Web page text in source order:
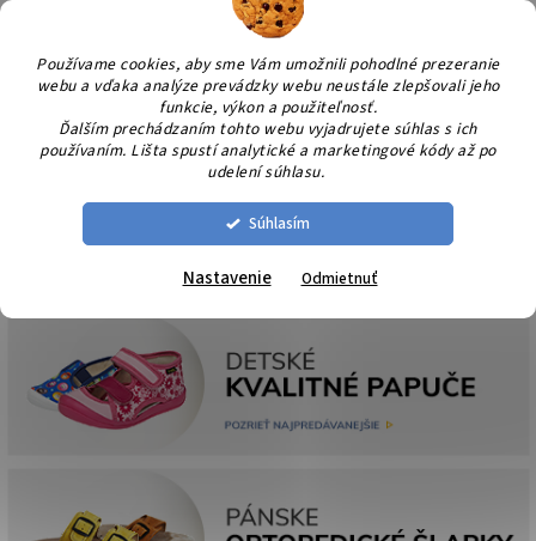
Používame cookies, aby sme Vám umožnili pohodlné prezeranie
webu a vďaka analýze prevádzky webu neustále zlepšovali jeho
funkcie, výkon a použiteľnosť.
Ďalším prechádzaním tohto webu vyjadrujete súhlas s ich
používaním. Lišta spustí analytické a marketingové kódy až po
udelení súhlasu.
Súhlasím
Nastavenie Odmietnuť
Prejsť
obsah